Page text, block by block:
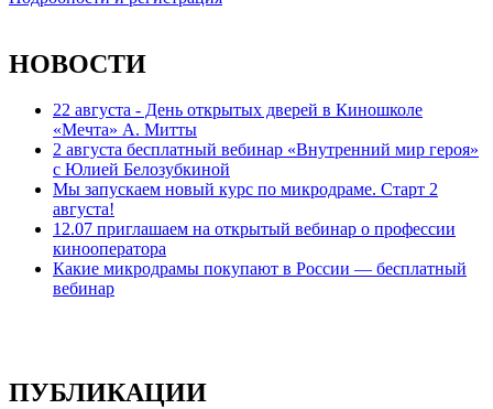
НОВОСТИ
22 августа - День открытых дверей в Киношколе
«Мечта» А. Митты
2 августа бесплатный вебинар «Внутренний мир героя»
с Юлией Белозубкиной
Мы запускаем новый курс по микродраме. Старт 2
августа!
12.07 приглашаем на открытый вебинар о профессии
кинооператора
Какие микродрамы покупают в России — бесплатный
вебинар
ПУБЛИКАЦИИ